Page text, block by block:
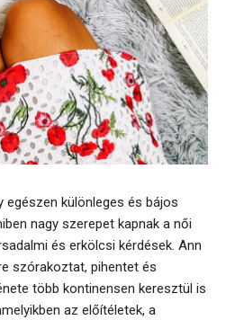
egészen különleges és bájos
nagy szerepet kapnak a női
és erkölcsi kérdések. Ann
szórakoztat, pihentet és
több kontinensen keresztül is
az előítéletek, a